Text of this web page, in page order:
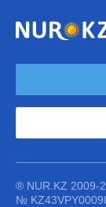
® NUR.KZ 2009-
№